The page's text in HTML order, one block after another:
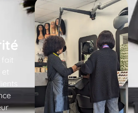
fait
et